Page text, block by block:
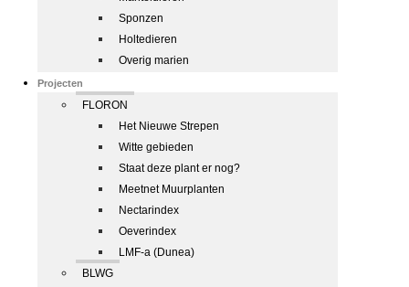
Sponzen
Holtedieren
Overig marien
Projecten
FLORON
Het Nieuwe Strepen
Witte gebieden
Staat deze plant er nog?
Meetnet Muurplanten
Nectarindex
Oeverindex
LMF-a (Dunea)
BLWG